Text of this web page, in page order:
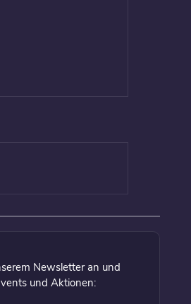
Newsletter an und
und Aktionen: